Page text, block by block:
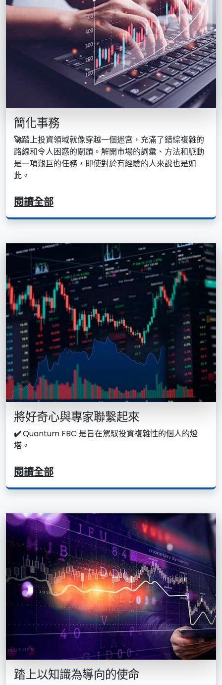
簡化事務
🚀踏上投資領域就像穿越一個迷宮，充滿了錯綜複雜的
路線和令人困惑的關頭。解開市場的詞彙、方法和脈動
是一項艱巨的任務，即使對於有經驗的人來說也是如
此。
閱讀全部
將好奇心與專家聯繫起來
✔️Quantum FBC 是旨在駕馭投資複雜性的個人的燈
塔。
閱讀全部
踏上以知識為導向的使命